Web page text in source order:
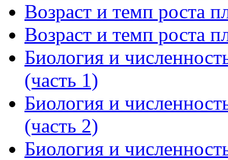
Возраст и темп роста
Возраст и темп роста
Биология и
(часть 1)
Биология и
(часть 2)
Биология и